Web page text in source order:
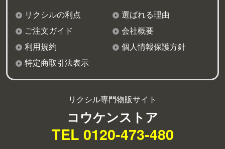
リクシルの利点
選ばれる理由
ご注文ガイド
会社概要
利用規約
個人情報保護方針
特定商取引法表示
リクシル専門物販サイト
コウケンストア
TEL 0120-473-480